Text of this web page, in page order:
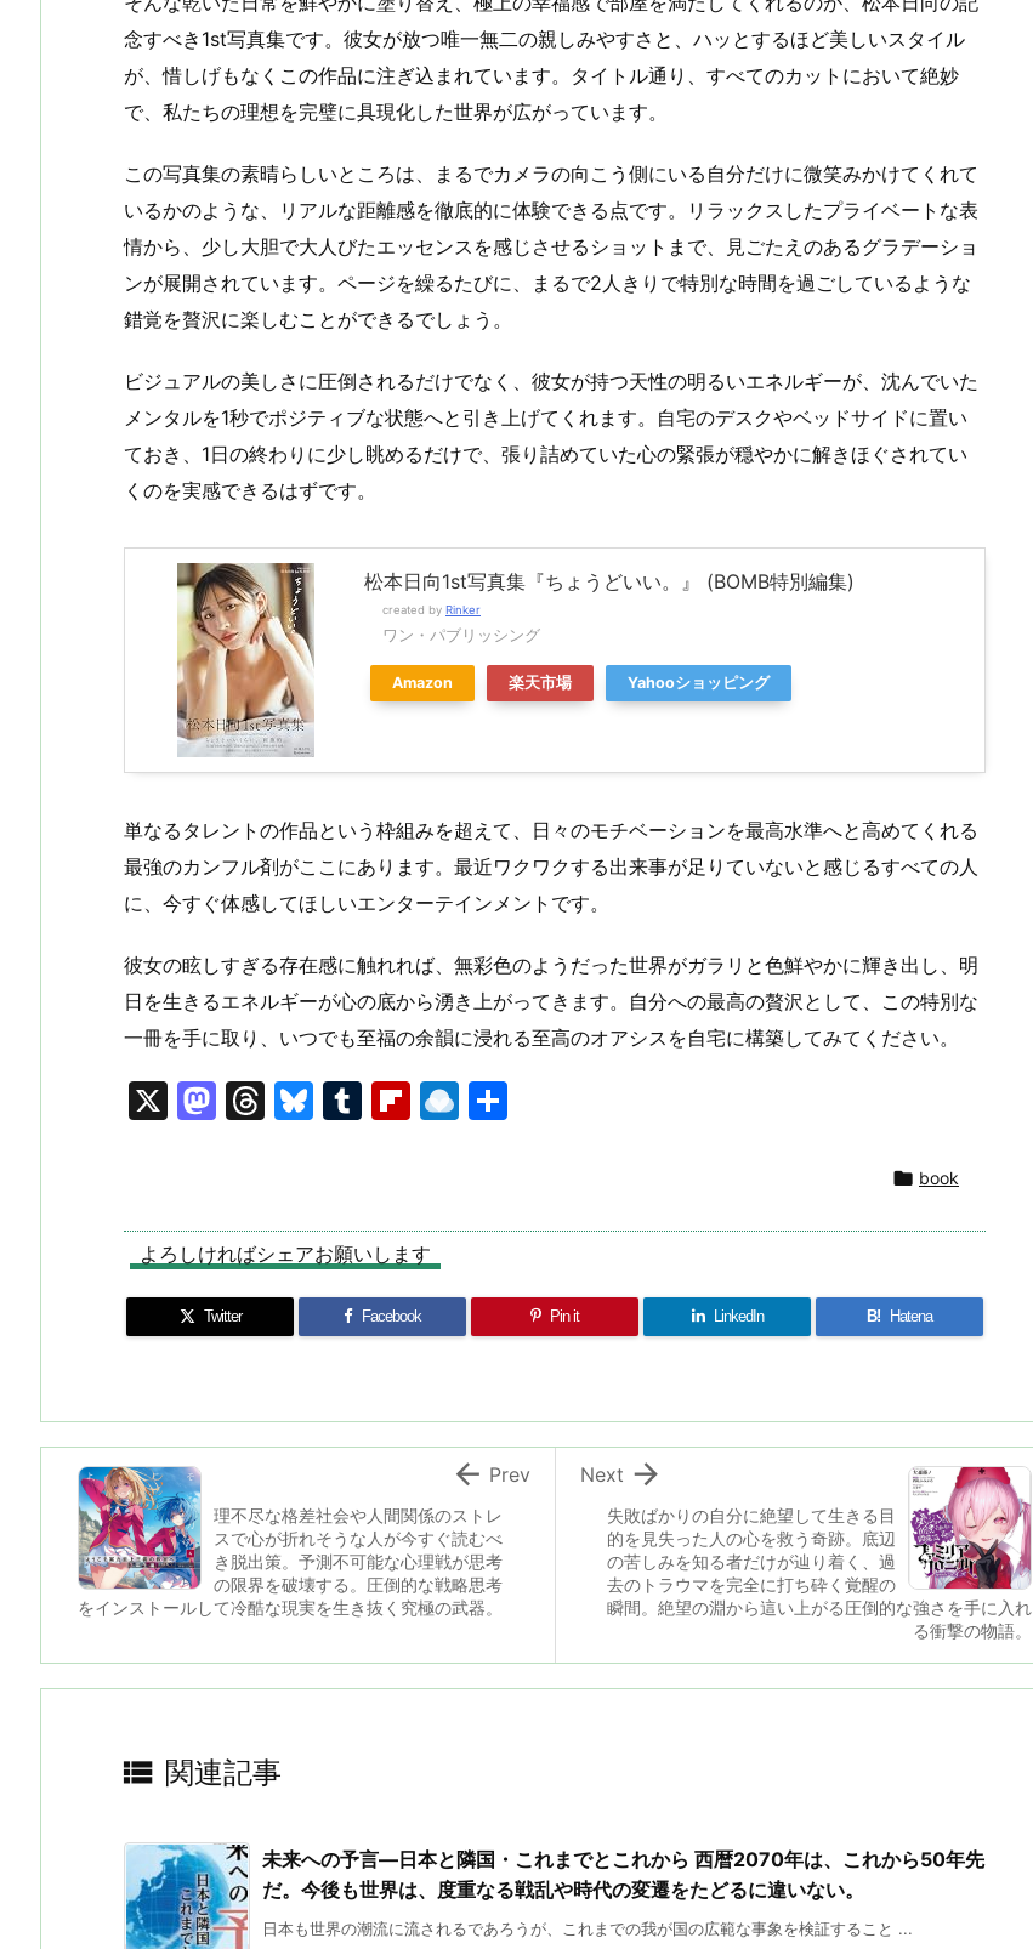
念すべき1st写真集です。彼女が放つ唯一無二の親しみやすさと、ハッとするほど美しいスタイル
が、惜しげもなくこの作品に注ぎ込まれています。タイトル通り、すべてのカットにおいて絶妙
で、私たちの理想を完璧に具現化した世界が広がっています。
この写真集の素晴らしいところは、まるでカメラの向こう側にいる自分だけに微笑みかけてくれて
いるかのような、リアルな距離感を徹底的に体験できる点です。リラックスしたプライベートな表
情から、少し大胆で大人びたエッセンスを感じさせるショットまで、見ごたえのあるグラデーショ
ンが展開されています。ページを繰るたびに、まるで2人きりで特別な時間を過ごしているような
錯覚を贅沢に楽しむことができるでしょう。
ビジュアルの美しさに圧倒されるだけでなく、彼女が持つ天性の明るいエネルギーが、沈んでいた
メンタルを1秒でポジティブな状態へと引き上げてくれます。自宅のデスクやベッドサイドに置い
ておき、1日の終わりに少し眺めるだけで、張り詰めていた心の緊張が穏やかに解きほぐされてい
くのを実感できるはずです。
松本日向1st写真集『ちょうどいい。』 (BOMB特別編集)
created by Rinker
ワン・パブリッシング
Amazon 楽天市場 Yahooショッピング
単なるタレントの作品という枠組みを超えて、日々のモチベーションを最高水準へと高めてくれる
最強のカンフル剤がここにあります。最近ワクワクする出来事が足りていないと感じるすべての人
に、今すぐ体感してほしいエンターテインメントです。
彼女の眩しすぎる存在感に触れれば、無彩色のようだった世界がガラリと色鮮やかに輝き出し、明
日を生きるエネルギーが心の底から湧き上がってきます。自分への最高の贅沢として、この特別な
一冊を手に取り、いつでも至福の余韻に浸れる至高のオアシスを自宅に構築してみてください。
X
M
d
o
n
T
d
s
Bl
k
y
T
r
Fl
ar
d
R
p.
io
 book
よろしければシェアお願いします
Twitter Facebook Pin it LinkedIn B! Hatena
失敗ばかりの自分に絶望して生きる目
的を見失った人の心を救う奇跡。底辺
の苦しみを知る者だけが辿り着く、過
去のトラウマを完全に打ち砕く覚醒の
瞬間。絶望の淵から這い上がる圧倒的な強さを手に入れ
る衝撃の物語。

Next
理不尽な格差社会や人間関係のストレ
スで心が折れそうな人が今すぐ読むべ
き脱出策。予測不可能な心理戦が思考
の限界を破壊する。圧倒的な戦略思考
をインストールして冷酷な現実を生き抜く究極の武器。
 Prev
 関連記事
未来への予言―日本と隣国・これまでとこれから 西暦2070年は、これから50年先
だ。今後も世界は、度重なる戦乱や時代の変遷をたどるに違いない。
日本も世界の潮流に流されるであろうが、これまでの我が国の広範な事象を検証すること ...